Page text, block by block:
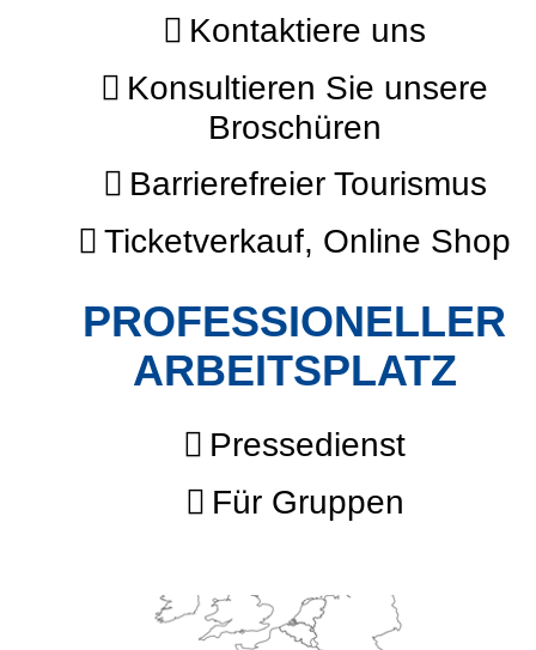
Kontaktiere uns
Konsultieren Sie unsere
Broschüren
Barrierefreier Tourismus
Ticketverkauf, Online Shop
PROFESSIONELLER
ARBEITSPLATZ
Pressedienst
Für Gruppen